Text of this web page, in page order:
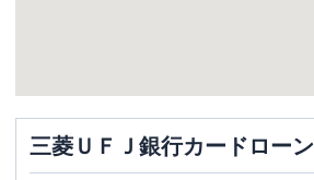
三菱ＵＦＪ銀行カードローン